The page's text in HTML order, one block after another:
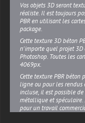
Vos objets 3D seront
réaliste. Il est toujours
PBR en utilisant les
package.
Cette texture 3D béton
n'importe quel projet 3D
Photoshop. Toutes les
4069px.
Cette texture PBR
ligne ou pour les rendus
incluse, il est possible
métallique et spéculaire.
pour un travail